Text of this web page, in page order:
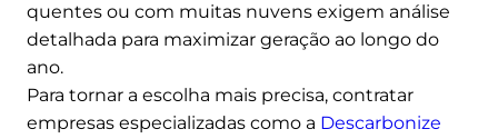
quentes ou com muitas nuvens exigem análise
detalhada para maximizar geração ao longo do
ano.
Para tornar a escolha mais precisa, contratar
empresas especializadas como a Descarbonize